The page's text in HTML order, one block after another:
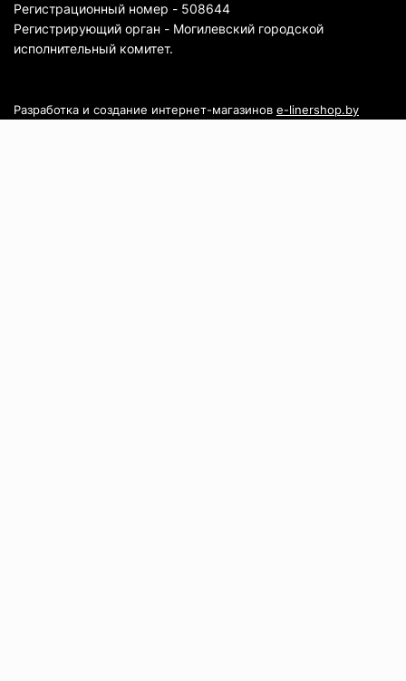
Регистрационный номер - 508644
Регистрирующий орган - Могилевский городской
исполнительный комитет.
Разработка и создание интернет-магазинов e-linershop.by